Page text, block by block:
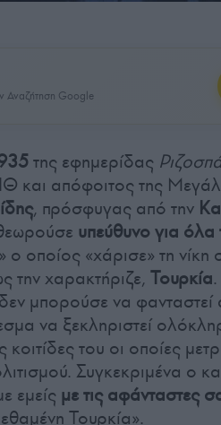
Αναζήτηση Google
της εφημερίδας
και απόφοιτος της
, πρόσφυγας από την
υπεύθυνο για όλα
» ο οποίος «χάρισε» τη νίκη
την χαρακτήριζε, Τουρκία
μπορούσε να φανταστεί
να ξεκληριστεί
κοιτίδες του οι οποίες
Συγκεκριμένα ο
εμείς με τις αφάνταστες
Τουρκία».